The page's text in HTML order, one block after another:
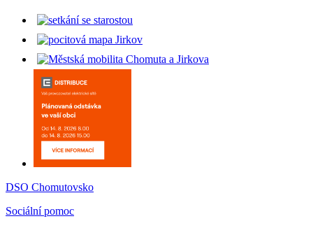
DSO Chomutovsko
Sociální pomoc